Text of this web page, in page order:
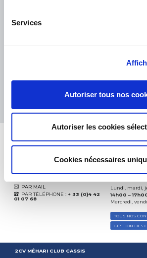
Services
Autoriser tous nos
Autoriser les cookies
Cookies nécessaires
TNT,
THE FEEDBACK
Excellent:4.5/5
(depuis 2018)
PAR MAIL
PAR TÉLÉPHONE : + 33 (0)4 42
01 07 68
Lundi, mardi,
14h00 –
Mercredi,
TOUS NOS
GESTION DES
2CV MÉHARI CLUB CASSIS